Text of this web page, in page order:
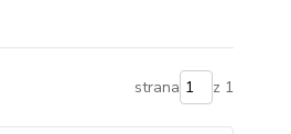
strana z 1